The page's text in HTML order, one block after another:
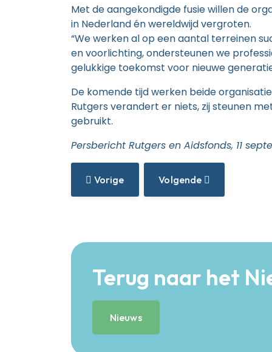
Met de aangekondigde fusie willen de
in Nederland én wereldwijd vergroten.
“We werken al op een aantal terreinen
en voorlichting, ondersteunen we
gelukkige toekomst voor nieuwe
De komende tijd werken beide
Rutgers verandert er niets, zij steunen
gebruikt.
Persbericht Rutgers en Aidsfonds, 11
Vorig Artikel: Vacature:
Vorige Volgende Artikel: Niet
Volgende
Terug naar het
Nieuws